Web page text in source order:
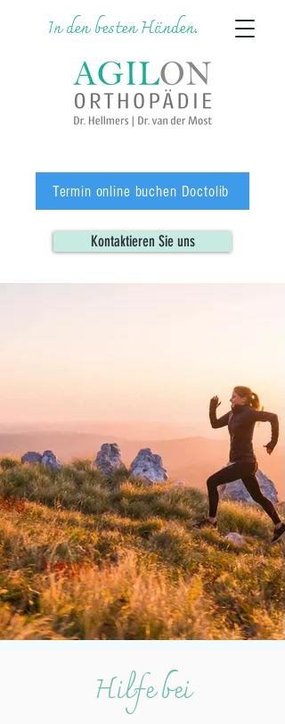
In den besten Händen.
Termin online buchen Doctolib
Kontaktieren Sie uns
Hilfe bei